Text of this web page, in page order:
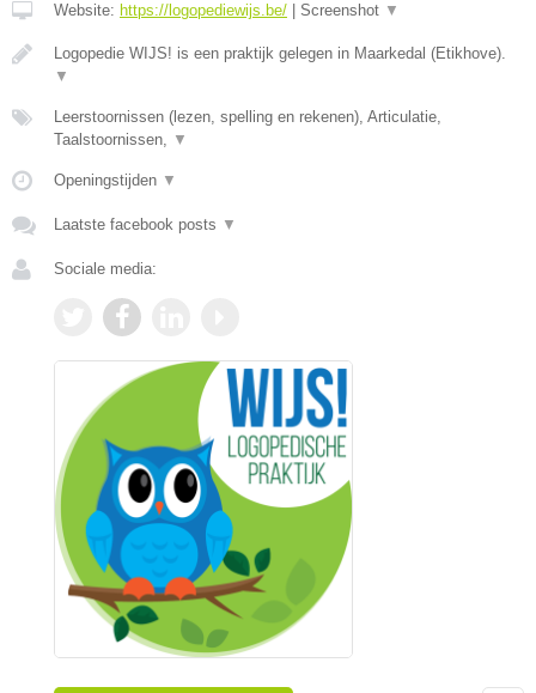
Website: https://logopediewijs.be/ Screenshot ▼
Logopedie WIJS! is een praktijk gelegen in Maarkedal (Etikhove).
▼
Leerstoornissen (lezen, spelling en rekenen), Articulatie,
Taalstoornissen, ▼
Openingstijden ▼
Laatste facebook posts ▼
Sociale media: